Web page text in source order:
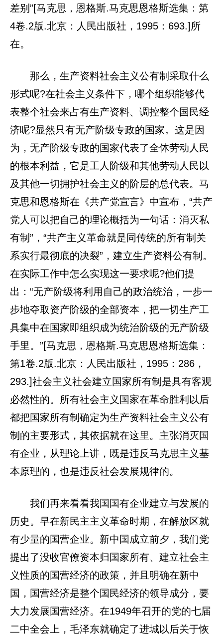
差别”[马克思，恩格斯.马克思恩格斯选集：第
4卷.2版.北京：人民出版社，1995：693.]所
在。
那么，生产资料社会主义公有制采取什么
形式呢?在社会主义条件下，哪个组织能够代
表整个社会来占有生产资料、调控整个国民经
济呢?显然只有无产阶级专政的国家。这是因
为，无产阶级专政的国家代表了全体劳动人民
的根本利益，它是工人阶级和其他劳动人民以
及其他一切拥护社会主义的阶层的总代表。马
克思和恩格斯在《共产党宣言》中宣布，“共产
党人可以把自己的理论概括为一句话：消灭私
有制”，“共产主义革命就是同传统的所有制关
系实行最彻底的决裂”，建立生产资料公有制。
在实际工作中怎么实现这一要求呢?他们提
出：“无产阶级将利用自己的政治统治，一步一
步地夺取资产阶级的全部资本，把一切生产工
具集中在国家即组织成为统治阶级的无产阶级
手里。”[马克思，恩格斯.马克思恩格斯选集：
第1卷.2版.北京：人民出版社，1995：286，
293.]社会主义社会建立国家所有制是具有客观
必然性的。所有社会主义国家在革命胜利以后
都把国家所有制确定为生产资料社会主义公有
制的主要形式，其依据就在这里。主张消灭国
有企业，从理论上讲，既是违反马克思主义基
本原理的，也是违反社会发展规律的。
我们再来看看我国国有企业建立与发展的
历史。早在新民主主义革命时期，在解放区就
有少量的国营企业。新中国成立前夕，我们党
提出了没收官僚资本归国家所有、建立社会主
义性质的国营经济的政策，并且明确在新中
国，国营经济是整个国民经济的领导成分，要
大力发展国营经济。在1949年召开的党的七届
二中全会上，毛泽东就确定了进城以后关于恢